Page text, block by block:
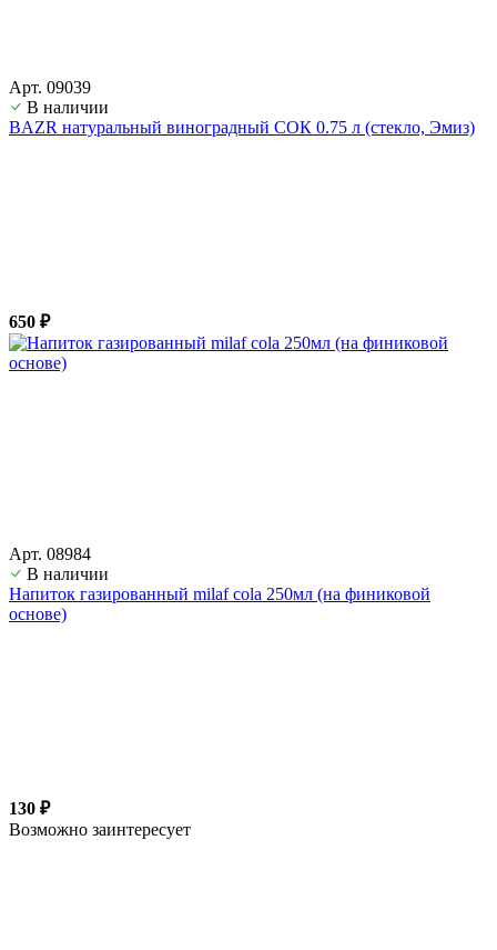
Арт. 09039
В наличии
BAZR натуральный виноградный СОК 0.75 л (стекло, Эмиз)
650 ₽
Арт. 08984
В наличии
Напиток газированный milaf cola 250мл (на финиковой
основе)
130 ₽
Возможно заинтересует